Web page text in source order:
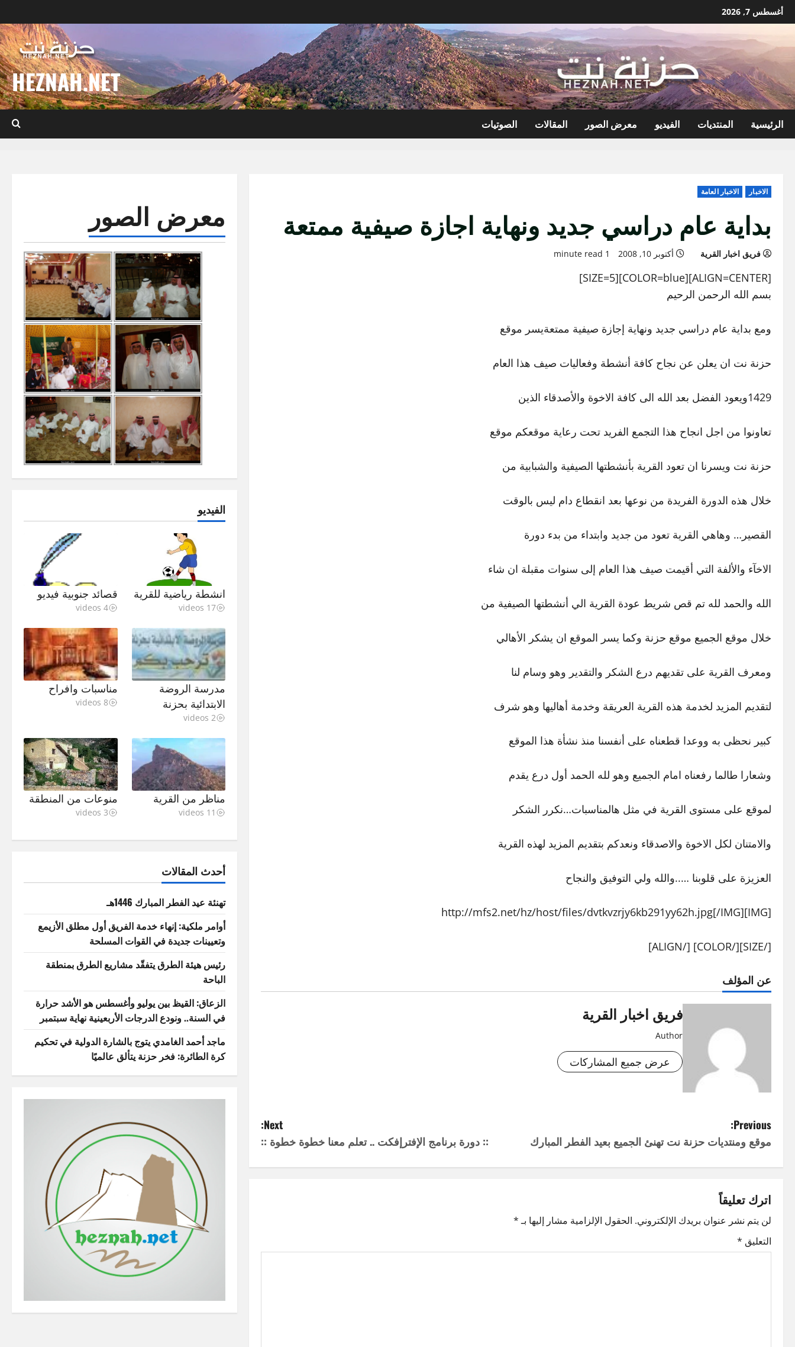
انتقل
إلى
أغسطس 7, 2026
HEZNAH.NET
الرئيسية المنتديات الفيديو معرض الصور المقالات الصوتيات
الاخبار الاخبار العامة
بداية عام دراسي جديد ونهاية اجازة صيفية ممتعة
فريق اخبار القرية أكتوبر 10, 2008 1 minute read
[ALIGN=CENTER][COLOR=blue][SIZE=5]
بسم الله الرحمن الرحيم
ومع بداية عام دراسي جديد ونهاية إجازة صيفية ممتعةيسر موقع
حزنة نت ان يعلن عن نجاح كافة أنشطة وفعاليات صيف هذا العام
1429ويعود الفضل بعد الله الى كافة الاخوة والأصدقاء الذين
تعاونوا من اجل انجاح هذا التجمع الفريد تحت رعاية موقعكم موقع
حزنة نت ويسرنا ان تعود القرية بأنشطتها الصيفية والشبابية من
خلال هذه الدورة الفريدة من نوعها بعد انقطاع دام ليس بالوقت
القصير… وهاهي القرية تعود من جديد وابتداء من بدء دورة
الاخآء والألفة التي أقيمت صيف هذا العام إلى سنوات مقبلة ان شاء
الله والحمد لله تم قص شريط عودة القرية الي أنشطتها الصيفية من
خلال موقع الجميع موقع حزنة وكما يسر الموقع ان يشكر الأهالي
ومعرف القرية على تقديهم درع الشكر والتقدير وهو وسام لنا
لتقديم المزيد لخدمة هذه القرية العريقة وخدمة أهاليها وهو شرف
كبير نحظى به ووعدا قطعناه على أنفسنا منذ نشأة هذا الموقع
وشعارا طالما رفعناه امام الجميع وهو لله الحمد أول درع يقدم
لموقع على مستوى القرية في مثل هالمناسبات…نكرر الشكر
والامتنان لكل الاخوة والاصدقاء ونعدكم بتقديم المزيد لهذه القرية
العزيزة على قلوبنا …..والله ولي التوفيق والنجاح
[IMG]http://mfs2.net/hz/host/files/dvtkvzrjy6kb291yy62h.jpg[/IMG]
[/SIZE][/COLOR] [/ALIGN]
عن المؤلف
فريق اخبار القرية
Author
عرض جميع المشاركات
P
o
s
t
n
a
Previous:
موقع ومنتديات حزنة نت تهنئ الجميع بعيد الفطر المبارك
Next:
:: دورة برنامج الإفترإفكت .. تعلم معنا خطوة خطوة ::
اترك تعليقاً
لن يتم نشر عنوان بريدك الإلكتروني. الحقول الإلزامية مشار إليها بـ*
التعليق *
معرض الصور
الفيديو
انشطة رياضية للقرية
17 videos
قصائد جنوبية فيديو
4 videos
مدرسة الروضة
الابتدائية بحزنة
2 videos
مناسبات وافراح
8 videos
مناظر من القرية
11 videos
منوعات من المنطقة
3 videos
أحدث المقالات
تهنئة عيد الفطر المبارك 1446هـ
أوامر ملكية: إنهاء خدمة الفريق أول مطلق الأزيمع
وتعيينات جديدة في القوات المسلحة
رئيس هيئة الطرق يتفقّد مشاريع الطرق بمنطقة
الباحة
الزعاق: القيظ بين يوليو وأغسطس هو الأشد حرارة
في السنة.. ونودع الدرجات الأربعينية نهاية سبتمبر
ماجد أحمد الغامدي يتوج بالشارة الدولية في تحكيم
كرة الطائرة: فخر حزنة يتألق عالميًا